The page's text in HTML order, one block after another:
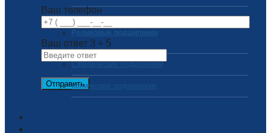
Ваш телефон
Ваш ответ 3 + 5
Роликовые подшипники
Сферические подшипники
Конические подшипники